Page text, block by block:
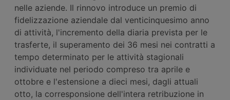
nelle aziende. Il rinnovo introduce un premio di
fidelizzazione aziendale dal venticinquesimo anno
di attività, l'incremento della diaria prevista per le
trasferte, il superamento dei 36 mesi nei contratti a
tempo determinato per le attività stagionali
individuate nel periodo compreso tra aprile e
ottobre e l'estensione a dieci mesi, dagli attuali
otto, la corresponsione dell'intera retribuzione in